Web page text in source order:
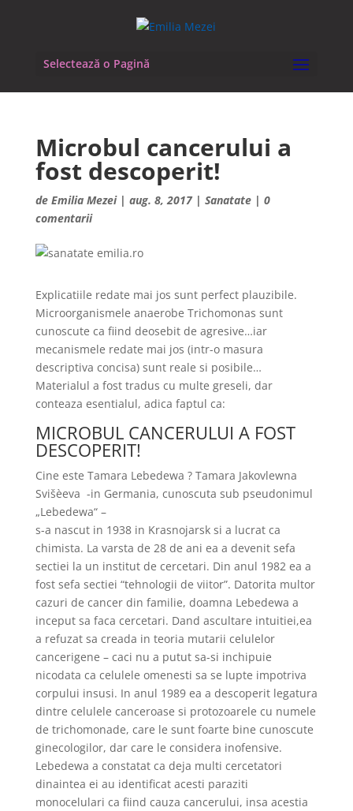
Selectează o Pagină
Microbul cancerului a
fost descoperit!
de Emilia Mezei| aug. 8, 2017| Sanatate| 0
comentarii
Explicatiile redate mai jos sunt perfect plauzibile.
Microorganismele anaerobe Trichomonas sunt
cunoscute ca fiind deosebit de agresive…iar
mecanismele redate mai jos (intr-o masura
descriptiva concisa) sunt reale si posibile…
Materialul a fost tradus cu multe greseli, dar
conteaza esentialul, adica faptul ca:
MICROBUL CANCERULUI A FOST
DESCOPERIT!
Cine este Tamara Lebedewa ? Tamara Jakovlewna
Svišèeva -in Germania, cunoscuta sub pseudonimul
„Lebedewa“ –
s-a nascut in 1938 in Krasnojarsk si a lucrat ca
chimista. La varsta de 28 de ani ea a devenit sefa
sectiei la un institut de cercetari. Din anul 1982 ea a
fost sefa sectiei “tehnologii de viitor”. Datorita multor
cazuri de cancer din familie, doamna Lebedewa a
inceput sa faca cercetari. Dand ascultare intuitiei,ea
a refuzat sa creada in teoria mutarii celulelor
cancerigene – caci nu a putut sa-si inchipuie
nicodata ca celulele omenesti sa se lupte impotriva
corpului insusi. In anul 1989 ea a descoperit legatura
dintre celulele canceroase si protozoarele cu numele
de trichomonade, care le sunt foarte bine cunoscute
ginecologilor, dar care le considera inofensive.
Lebedewa a constatat ca deja multi cercetatori
dinaintea ei au identificat acesti paraziti
monocelulari ca fiind cauza cancerului, insa acestia